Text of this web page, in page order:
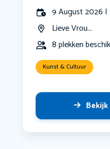
9 August 2026 |
Lieve Vrou...
8 plekken
Kunst & Cultuur